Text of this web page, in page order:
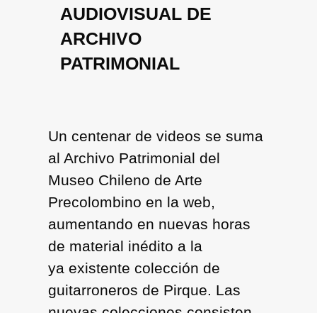
AUDIOVISUAL DE
ARCHIVO
PATRIMONIAL
Un centenar de videos se suma
al Archivo Patrimonial del
Museo Chileno de Arte
Precolombino en la web,
aumentando en nuevas horas
de material inédito a la
ya existente colección de
guitarroneros de Pirque. Las